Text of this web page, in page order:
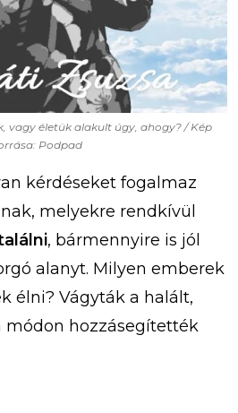
vagy életük alakult úgy, ahogy? / Kép
Podpad
kérdéseket fogalmaz
melyekre rendkívül
, bármennyire is jól
alanyt. Milyen emberek
élni? Vágyták a halált,
hozzásegítették